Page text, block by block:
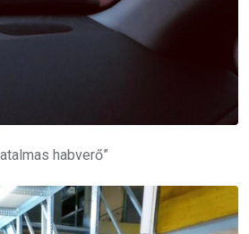
habverő”